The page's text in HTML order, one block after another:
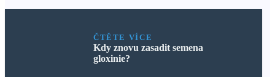
ČTĚTE VÍCE
Kdy znovu zasadit semena
gloxinie?